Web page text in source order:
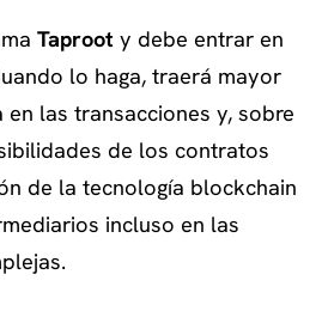
Taproot y debe entrar en
lo haga, traerá mayor
las transacciones y, sobre
de los contratos
de la tecnología blockchain
incluso en las